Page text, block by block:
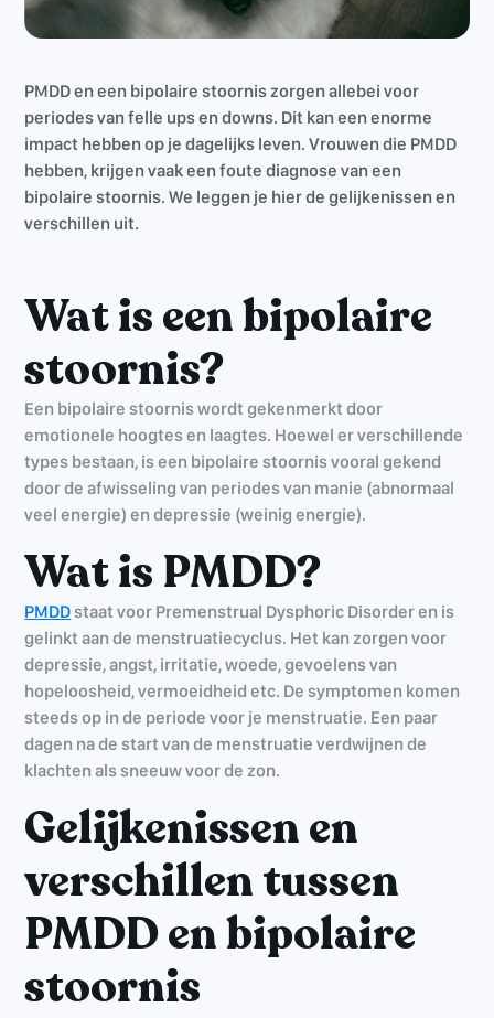
PMDD en een bipolaire stoornis zorgen allebei voor
periodes van felle ups en downs. Dit kan een enorme
impact hebben op je dagelijks leven. Vrouwen die PMDD
hebben, krijgen vaak een foute diagnose van een
bipolaire stoornis. We leggen je hier de gelijkenissen en
verschillen uit.
Wat is een bipolaire
stoornis?
Een bipolaire stoornis wordt gekenmerkt door
emotionele hoogtes en laagtes. Hoewel er verschillende
types bestaan, is een bipolaire stoornis vooral gekend
door de afwisseling van periodes van manie (abnormaal
veel energie) en depressie (weinig energie).
Wat is PMDD?
PMDD staat voor Premenstrual Dysphoric Disorder en is
gelinkt aan de menstruatiecyclus. Het kan zorgen voor
depressie, angst, irritatie, woede, gevoelens van
hopeloosheid, vermoeidheid etc. De symptomen komen
steeds op in de periode voor je menstruatie. Een paar
dagen na de start van de menstruatie verdwijnen de
klachten als sneeuw voor de zon.
Gelijkenissen en
verschillen tussen
PMDD en bipolaire
stoornis